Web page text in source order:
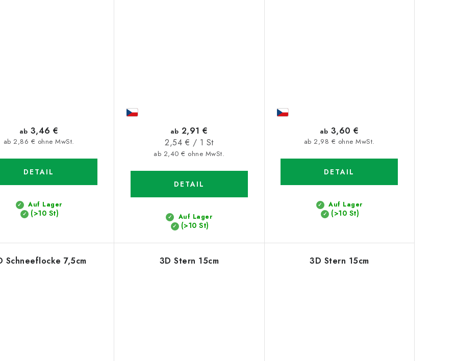
Auf Lager
(>10 St)
ab 2,86 € ohne MwSt.
ab 3,46 €
DETAIL
Auf Lager
(>10 St)
ab 2,40 € ohne MwSt.
ab 2,91 €
Verkaufspreis:
2,54 € / 1 St
DETAIL
Auf Lager
(>10 St)
ab 2,98 € ohne MwSt.
ab 3,60 €
DETAIL
Schneeflocke 7,5cm 3D Stern 15cm 3D Stern 15cm